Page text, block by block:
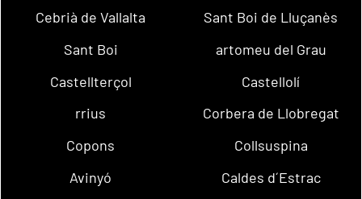
Cebrià de Vallalta
Sant Boi de Lluçanès
Sant Boi
artomeu del Grau
Castellterçol
Castellolí
rrius
Corbera de Llobregat
Copons
Collsuspina
Avinyó
Caldes d´Estrac